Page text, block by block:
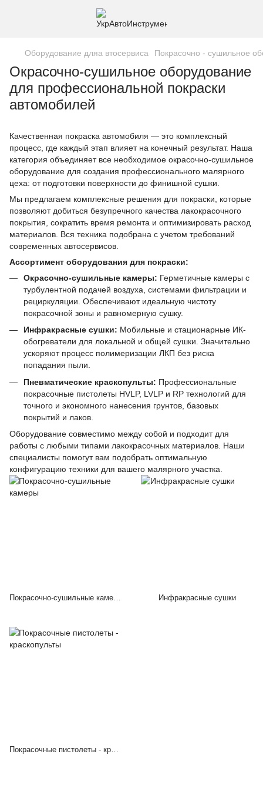
Оборудование дляа втосервиса Покрасочно - сушильное
Окрасочно-сушильное оборудование
для профессиональной покраски
автомобилей
Качественная покраска автомобиля — это комплексный
процесс, где каждый этап влияет на конечный результат. Наша
категория объединяет все необходимое окрасочно-сушильное
оборудование для создания профессионального малярного
цеха: от подготовки поверхности до финишной сушки.
Мы предлагаем комплексные решения для покраски, которые
позволяют добиться безупречного качества лакокрасочного
покрытия, сократить время ремонта и оптимизировать расход
материалов. Вся техника подобрана с учетом требований
современных автосервисов.
Ассортимент оборудования для покраски:
Окрасочно-сушильные камеры: Герметичные камеры с
турбулентной подачей воздуха, системами фильтрации и
рециркуляции. Обеспечивают идеальную чистоту
покрасочной зоны и равномерную сушку.
Инфракрасные сушки: Мобильные и стационарные ИК-
обогреватели для локальной и общей сушки. Значительно
ускоряют процесс полимеризации ЛКП без риска
попадания пыли.
Пневматические краскопульты: Профессиональные
покрасочные пистолеты HVLP, LVLP и RP технологий для
точного и экономного нанесения грунтов, базовых
покрытий и лаков.
Оборудование совместимо между собой и подходит для
работы с любыми типами лакокрасочных материалов. Наши
специалисты помогут вам подобрать оптимальную
конфигурацию техники для вашего малярного участка.
Покрасочно-сушильные камеры Инфракрасные сушки
Покрасочные пистолеты - краскопульты